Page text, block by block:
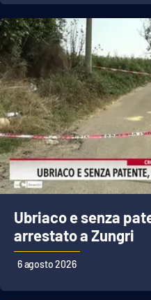
Ubriaco e senza
arrestato a Zungri
6 agosto 2026